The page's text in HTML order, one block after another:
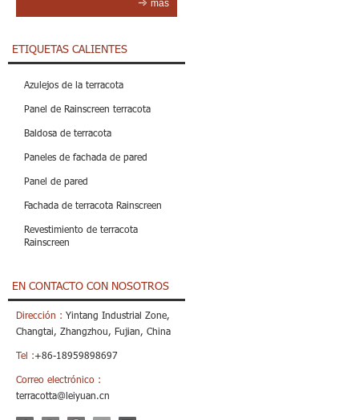
más
ETIQUETAS CALIENTES
Azulejos de la terracota
Panel de Rainscreen terracota
Baldosa de terracota
Paneles de fachada de pared
Panel de pared
Fachada de terracota Rainscreen
Revestimiento de terracota
Rainscreen
EN CONTACTO CON NOSOTROS
Dirección : Yintang Industrial Zone,
Changtai, Zhangzhou, Fujian, China
Tel :+86-18959898697
Correo electrónico :
terracotta@leiyuan.cn